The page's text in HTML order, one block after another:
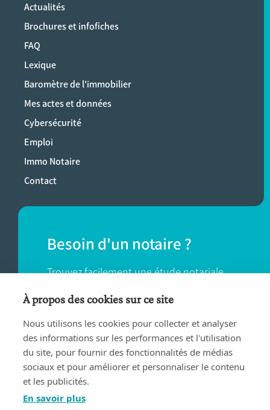
Actualités
Brochures et infofiches
FAQ
Lexique
Baromètre de l'immobilier
Mes actes et données
Cybersécurité
Emploi
Immo Notaire
Contact
Besoin d'un notaire ?
Trouvez facilement une étude notariale
près de chez vous.
TROUVER UN NOTAIRE
À propos des cookies sur ce site
Nous utilisons les cookies pour collecter et analyser
des informations sur les performances et l'utilisation
du site, pour fournir des fonctionnalités de médias
sociaux et pour améliorer et personnaliser le contenu
et les publicités.
En savoir plus